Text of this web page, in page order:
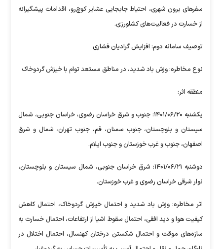
سفر‌های برون شهری، احتیاط جابجایی عشایر کوچ‌رو، اقدامات پیشگیرانه
از خسارت در فعالیت‌های کشاورزی.
توصیف سامانه دوم: افزایش گرادیان فشاری
نوع مخاطره: وزش باد شدید، در مناطق مستعد توام با خیزش گردوخاک
منطقه اثر:
یکشنبه ۱۴۰۱/۰۶/۲۰: جنوب و شرق خراسان رضوی، خراسان جنوبی، شمال
سیستان و بلوچستان، جنوب سمنان، قم، جنوب تهران، شمال و شرق
اصفهان، جنوب و غرب خوزستان و جنوب ایلام.
دوشنبه ۱۴۰۱/۰۶/۲۱: شرق خراسان جنوبی، شمال سیستان و بلوچستان،
نوار شرقی خراسان رضوی و غرب خوزستان.
اثر مخاطره: وزش باد شدید و احتمال خیزش گردوخاک، احتمال کاهش
کیفیت هوا و دید افقی، احتمال سقوط اشیا از ارتفاعات، احتمال خسارت به
سازه‌های موقت و احتمال شکستن درختان کهنسال، احتمال اختلال در